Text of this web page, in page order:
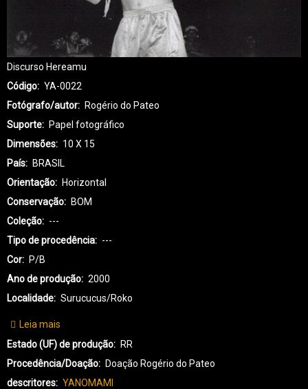
Discurso Hereamu
Código
YA-0022
Fotógrafo/autor
Rogério do Pateo
Suporte
Papel fotográfico
Dimensões
10 X 15
País
BRASIL
Orientação
Horizontal
Conservação
BOM
Coleção
---
Tipo de procedência
---
Cor
P/B
Ano de produção
2000
Localidade
Surucucus/Roko
Leia mais
YA-
YANOMAMI-
0022
Estado (UF) de produção
RR
Procedência/Doação
Doação Rogério do Pateo
descritores
YANOMAMI